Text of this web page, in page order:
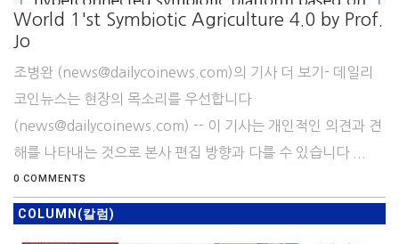
World 1'st Symbiotic Agriculture 4.0 by Prof.
Jo
조병완 (news@dailycoinews.com)의 기사 더 보기- 데일리
코인뉴스는 현장의 목소리를 우선합니다
(news@dailycoinews.com) -- 이 기사는 개인적인 의견과 견
해를 나타내는 것으로 본사 편집 방향과 다를 수 있습니다 ...
0 COMMENTS
COLUMN(칼럼)